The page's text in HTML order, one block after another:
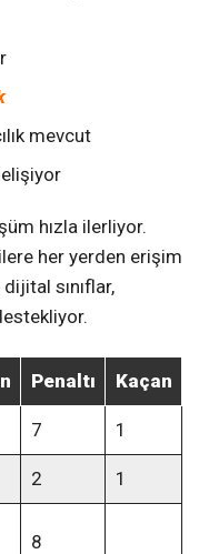
mevcut
hızla ilerliyor.
her yerden erişim
sınıflar,
Penaltı Kaçan
7 1
2 1
8